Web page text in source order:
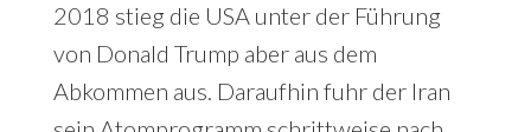
2018 stieg die USA unter der Führung
von Donald Trump aber aus dem
Abkommen aus. Daraufhin fuhr der Iran